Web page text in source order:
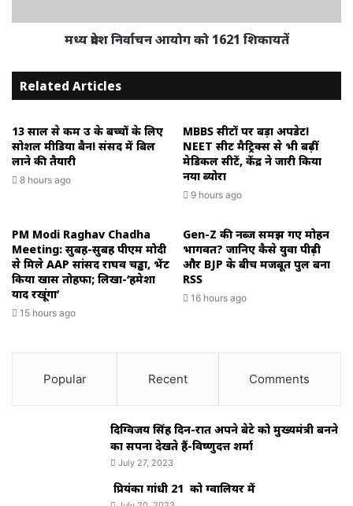
मध्य प्रदेश निर्वाचन आयोग को 1621 शिकायतें
Related Articles
13 साल से कम उम्र के बच्चों के लिए
सोशल मीडिया बैन! संसद में बिल
लाने की तैयारी
8 hours ago
MBBS सीटों पर बड़ा अपडेट!
NEET सीट मैट्रिक्स से भी बढ़ीं
मेडिकल सीटें, केंद्र ने जारी किया
नया ब्योरा
9 hours ago
PM Modi Raghav Chadha
Meeting: सुबह-सुबह पीएम मोदी
से मिले AAP सांसद राघव चड्ढा, भेंट
किया खास तोहफा; लिखा-‘हमेशा
याद रखूंगा’
15 hours ago
Gen-Z की नब्ज समझ गए मोहन
भागवत? जानिए कैसे युवा पीढ़ी
और BJP के बीच मजबूत पुल बना
RSS
16 hours ago
Popular Recent Comments
दिग्विजय सिंह दिन-रात अपने बेटे को मुख्यमंत्री बनने
का सपना देखते हैं-विष्णुदत्त शर्मा
July 27, 2023
प्रियंका गांधी 21 को ग्वालियर में